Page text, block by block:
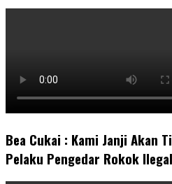
Bea Cukai : Kami Janji Akan
Pelaku Pengedar Rokok Ilegal